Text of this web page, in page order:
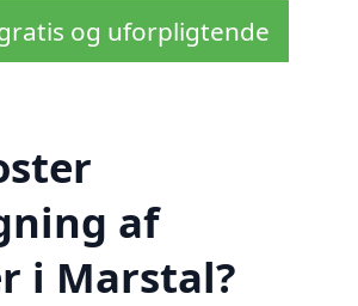
og uforpligtende
af
i Marstal?